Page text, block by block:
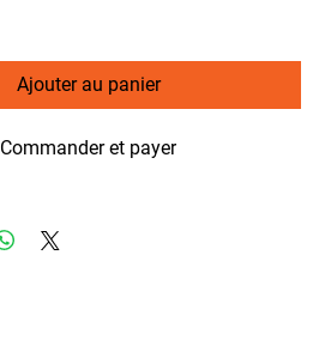
Ajouter au panier
Commander et payer